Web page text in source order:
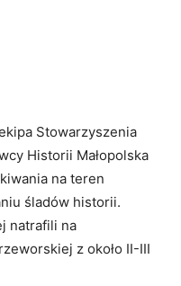
Stowarzyszenia
Historii Małopolska
na teren
śladów historii.
natrafili na
z około II-III